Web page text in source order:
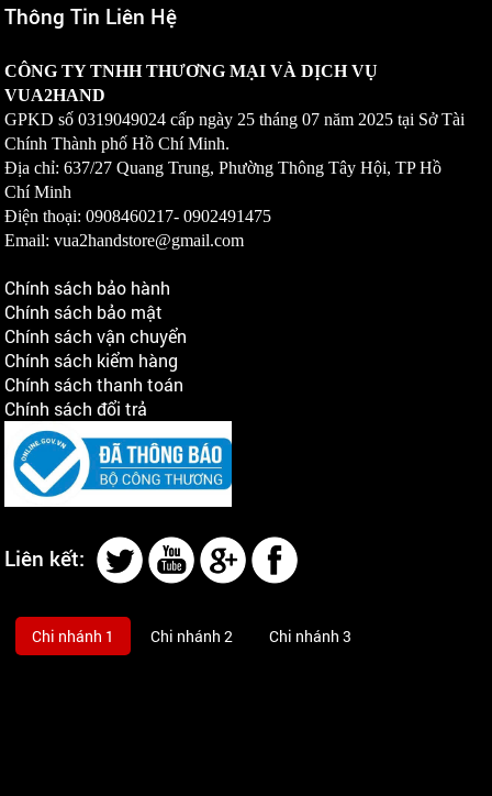
Thông Tin Liên Hệ
CÔNG TY TNHH THƯƠNG MẠI VÀ DỊCH VỤ
VUA2HAND
GPKD số0319049024 cấp ngày 25 tháng 07 năm 2025 tại Sở Tài
Chính Thành phố Hồ Chí Minh.
Địa chỉ: 637/27 Quang Trung, Phường Thông Tây Hội, TP Hồ
Chí Minh
Điện thoại: 0908460217-0902491475
Email: vua2handstore@gmail.com
Chính sách bảo hành
Chính sách bảo mật
Chính sách vận chuyển
Chính sách kiểm hàng
Chính sách thanh toán
Chính sách đổi trả
Liên kết:
Chi nhánh 1 Chi nhánh 2 Chi nhánh 3